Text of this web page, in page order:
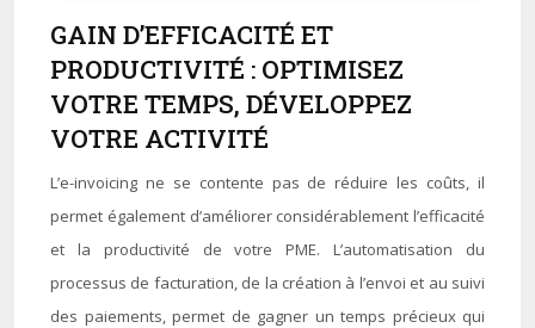
GAIN D’EFFICACITÉ ET
PRODUCTIVITÉ : OPTIMISEZ
VOTRE TEMPS, DÉVELOPPEZ
VOTRE ACTIVITÉ
L’e-invoicing ne se contente pas de réduire les coûts, il
permet également d’améliorer considérablement l’efficacité
et la productivité de votre PME. L’automatisation du
processus de facturation, de la création à l’envoi et au suivi
des paiements, permet de gagner un temps précieux qui